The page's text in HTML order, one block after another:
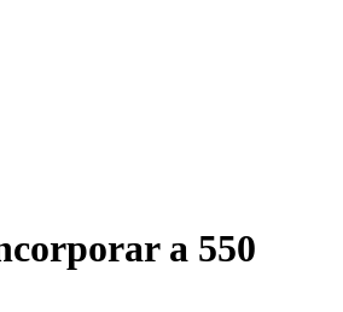
a 550